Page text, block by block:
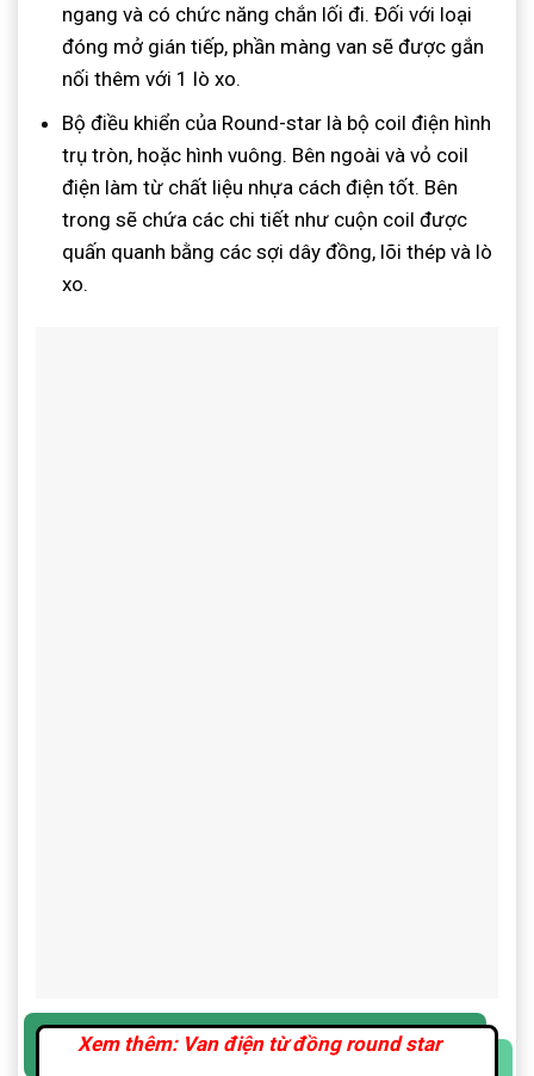
ngang và có chức năng chắn lối đi. Đối với loại
đóng mở gián tiếp, phần màng van sẽ được gắn
nối thêm với 1 lò xo.
Bộ điều khiển của Round-star là bộ coil điện hình
trụ tròn, hoặc hình vuông. Bên ngoài và vỏ coil
điện làm từ chất liệu nhựa cách điện tốt. Bên
trong sẽ chứa các chi tiết như cuộn coil được
quấn quanh bằng các sợi dây đồng, lõi thép và lò
xo.
Xem thêm: Van điện từ đồng round star